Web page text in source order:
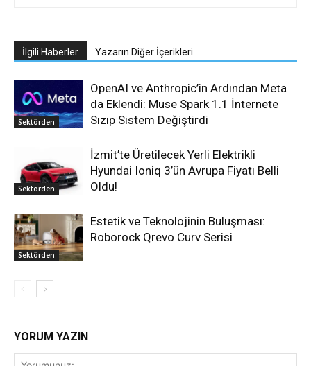
İlgili Haberler Yazarın Diğer İçerikleri
Sektörden
OpenAI ve Anthropic’in Ardından Meta
da Eklendi: Muse Spark 1.1 İnternete
Sızıp Sistem Değiştirdi
Sektörden
İzmit’te Üretilecek Yerli Elektrikli
Hyundai Ioniq 3’ün Avrupa Fiyatı Belli
Oldu!
Sektörden
Estetik ve Teknolojinin Buluşması:
Roborock Qrevo Curv Serisi
YORUM YAZIN